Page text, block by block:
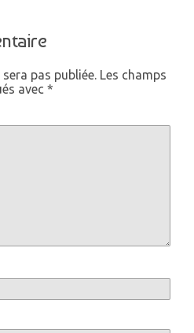
pas publiée. Les champs
avec *